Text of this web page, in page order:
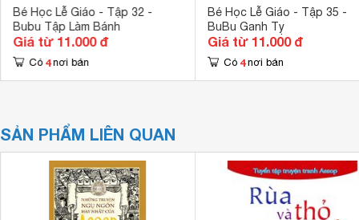
Bé Học Lễ Giáo - Tập 32 -
Bubu Tập Làm Bánh
Giá từ 11.000 đ
Có 4 nơi bán
Bé Học Lễ Giáo - Tập 35 -
BuBu Ganh Tỵ
Giá từ 11.000 đ
Có 4 nơi bán
SẢN PHẨM LIÊN QUAN